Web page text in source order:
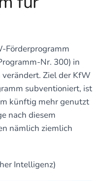
Förderprogramm
Nr. 300) in
Ziel der KfW
subventioniert, ist
künftig mehr genutzt
nach diesem
nämlich ziemlich
Intelligenz)